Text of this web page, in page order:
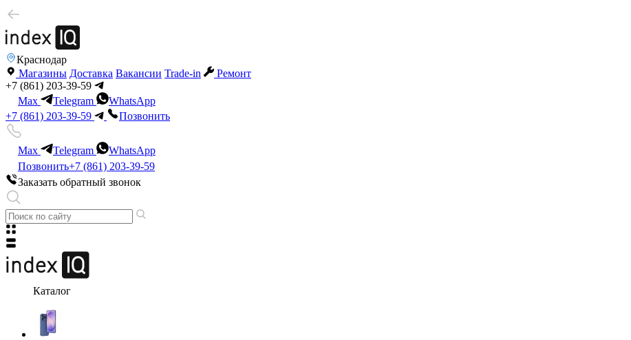
Краснодар
Магазины Доставка Вакансии Trade-in
Ремонт
+7 (861) 203-39-59
Max
Telegram
WhatsApp
+7 (861) 203-39-59
Позвонить
Max Telegram
WhatsApp
Позвонить+7 (861) 203-39-59
Заказать обратный звонок
Каталог